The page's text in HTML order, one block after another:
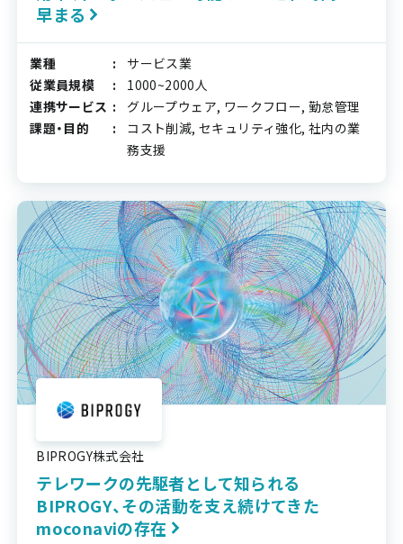
早まる
業種
サービス業
従業員規模
1000~2000人
連携サービス
グループウェア, ワークフロー, 勤怠管理
課題・目的
コスト削減, セキュリティ強化, 社内の業
務支援
BIPROGY株式会社
テレワークの先駆者として知られる
BIPROGY、その活動を支え続けてきた
moconaviの存在